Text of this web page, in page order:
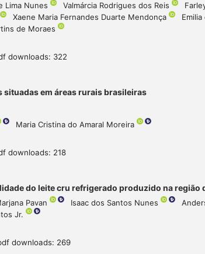
Lima Nunes Valmárcia Rodrigues dos Reis
Xaene Maria Fernandes Duarte Mendonça
de Moraes
downloads: 322
em áreas rurais brasileiras
Maria Cristina do Amaral Moreira
downloads: 218
do leite cru refrigerado produzido na região
Pavan Isaac dos Santos Nunes
Jr.
downloads: 269